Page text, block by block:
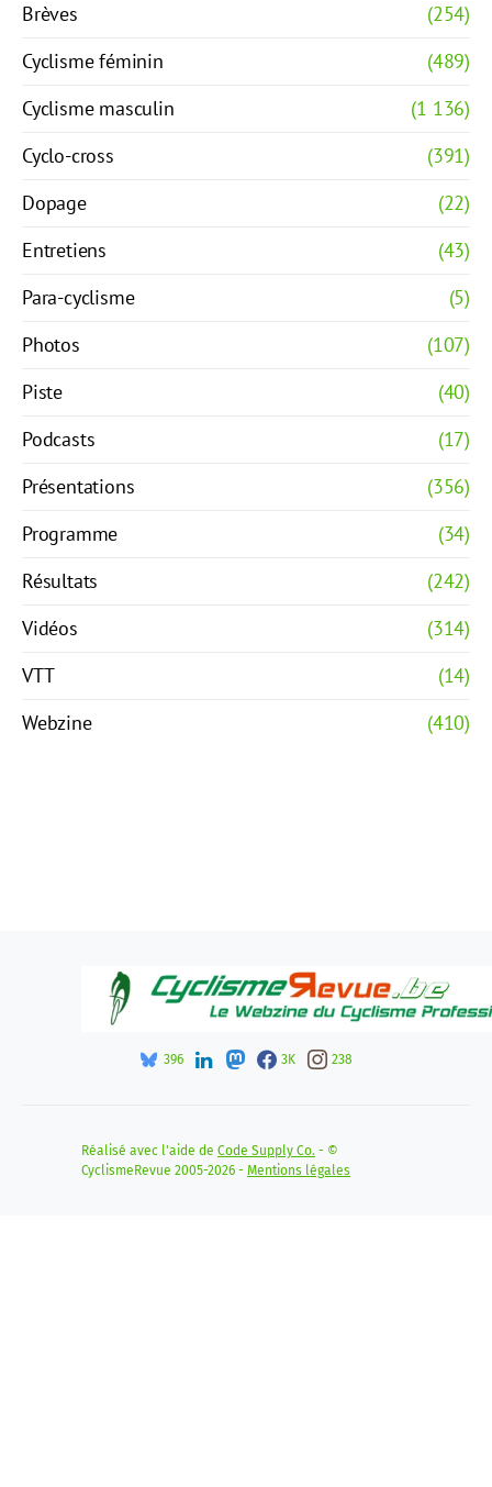
Brèves
(254)
Cyclisme féminin
(489)
Cyclisme masculin
(1 136)
Cyclo-cross
(391)
Dopage
(22)
Entretiens
(43)
Para-cyclisme
(5)
Photos
(107)
Piste
(40)
Podcasts
(17)
Présentations
(356)
Programme
(34)
Résultats
(242)
Vidéos
(314)
VTT
(14)
Webzine
(410)
396 3K 238
Réalisé avec l'aide de Code Supply Co. - ©
CyclismeRevue 2005-2026 - Mentions légales